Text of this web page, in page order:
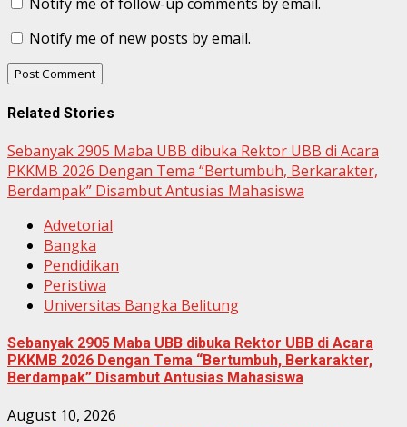
Notify me of new posts by email.
Related Stories
Sebanyak 2905 Maba UBB dibuka Rektor UBB di Acara
PKKMB 2026 Dengan Tema “Bertumbuh, Berkarakter,
Berdampak” Disambut Antusias Mahasiswa
Advetorial
Bangka
Pendidikan
Peristiwa
Universitas Bangka Belitung
Sebanyak 2905 Maba UBB dibuka Rektor UBB di Acara
PKKMB 2026 Dengan Tema “Bertumbuh, Berkarakter,
Berdampak” Disambut Antusias Mahasiswa
August 10, 2026